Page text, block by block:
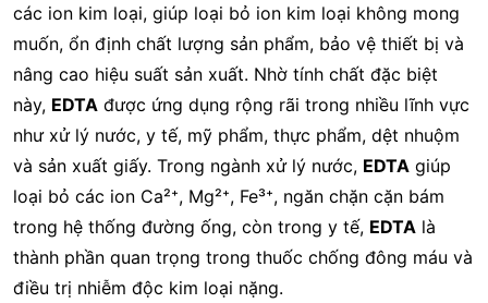
các ion kim loại, giúp loại bỏ ion kim loại không mong
muốn, ổn định chất lượng sản phẩm, bảo vệ thiết bị và
nâng cao hiệu suất sản xuất. Nhờ tính chất đặc biệt
này, EDTA được ứng dụng rộng rãi trong nhiều lĩnh vực
như xử lý nước, y tế, mỹ phẩm, thực phẩm, dệt nhuộm
và sản xuất giấy. Trong ngành xử lý nước, EDTA giúp
loại bỏ các ion Ca²⁺, Mg²⁺, Fe³⁺, ngăn chặn cặn bám
trong hệ thống đường ống, còn trong y tế, EDTA là
thành phần quan trọng trong thuốc chống đông máu và
điều trị nhiễm độc kim loại nặng.